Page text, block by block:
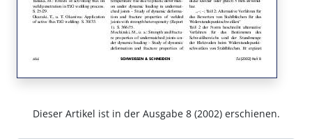
Dieser Artikel ist in der Ausgabe 8 (2002) erschienen.